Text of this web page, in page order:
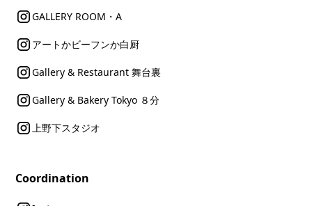
GALLERY ROOM・A
アートかビーフンか白厨
Gallery & Restaurant 舞台裏
Gallery & Bakery Tokyo ８分
上野下スタジオ
Coordination